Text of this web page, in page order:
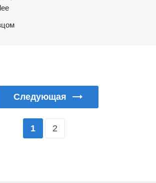
Следующая
1 2